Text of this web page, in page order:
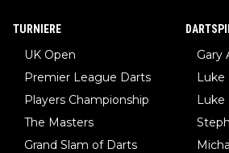
TURNIERE
UK Open
Premier League Darts
Players Championship
The Masters
Grand Slam of Darts
Gary
Luke
Luke